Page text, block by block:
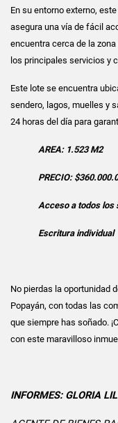
En su entorno externo,
asegura una vía de fácil
encuentra cerca de la
los principales servicios y
Este lote se encuentra
sendero, lagos, muelles y
24 horas del día para
AREA: 1.523 M2
PRECIO:
Acceso a todos los
Escritura individual
No pierdas la oportunidad
Popayán, con todas las
que siempre has soñado.
con este maravilloso
INFORMES: GLORIA